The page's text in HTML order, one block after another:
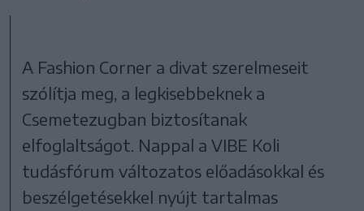
A Fashion Corner a divat szerelmeseit
szólítja meg, a legkisebbeknek a
Csemetezugban biztosítanak
elfoglaltságot. Nappal a VIBE Koli
tudásfórum változatos előadásokkal és
beszélgetésekkel nyújt tartalmas